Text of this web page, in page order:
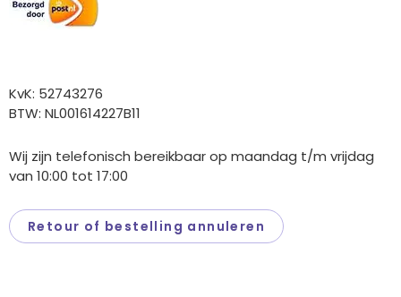
KvK: 52743276
BTW: NL001614227B11
Wij zijn telefonisch bereikbaar op maandag t/m vrijdag
van 10:00 tot 17:00
Retour of bestelling annuleren